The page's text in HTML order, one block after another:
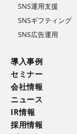
SNS運用支援
SNSギフティング
SNS広告運用
導入事例
セミナー
会社情報
ニュース
IR情報
採用情報